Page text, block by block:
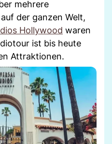
mehrere
der ganzen Welt,
Hollywood waren
ist bis heute
Attraktionen.